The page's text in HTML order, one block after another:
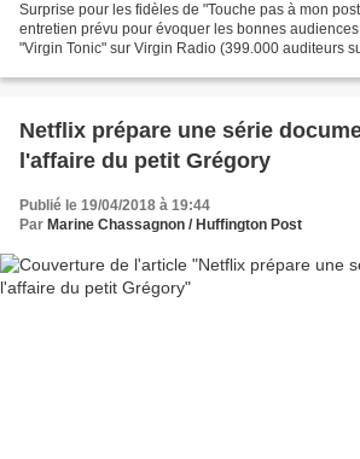
Surprise pour les fidèles de "Touche pas à mon
entretien prévu pour évoquer les bonnes
"Virgin Tonic" sur Virgin Radio (399.000 auditeurs
Netflix prépare une série
l'affaire du petit Grégory
Publié le 19/04/2018 à 19:44
Par Marine Chassagnon / Huffington Post